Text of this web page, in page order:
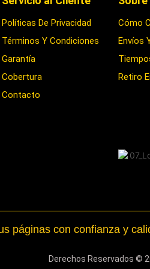
Políticas De Privacidad
Términos Y Condiciones
Garantía
Cobertura
Contacto
Cómo
Envíos
Retiro
páginas con confianza y
Derechos Reservados ©